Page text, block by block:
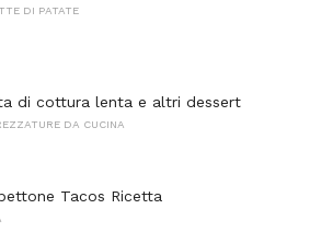
DI PATATE
di cottura lenta e altri dessert
DA CUCINA
Tacos Ricetta